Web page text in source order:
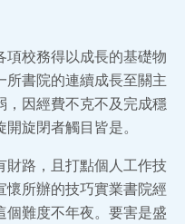
項校務得以成長的基礎物
所書院的連續成長至關主
，因經費不克不及完成穩
旋閉者觸目皆是。
財路，且打點個人工作技
懷所辦的技巧實業書院經
個難度不年夜。要害是盛